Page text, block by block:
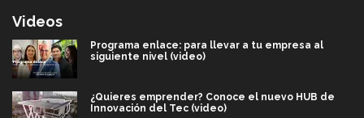
Videos
Programa enlace: para llevar a tu empresa al
siguiente nivel (video)
¿Quieres emprender? Conoce el nuevo HUB de
Innovación del Tec (video)